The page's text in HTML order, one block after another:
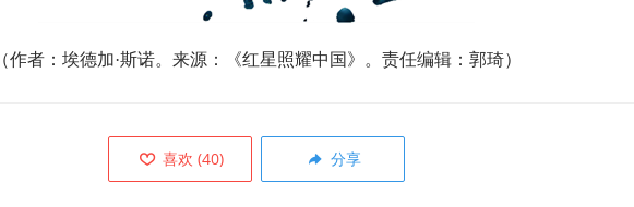
（作者：埃德加·斯诺。来源：《红星照耀中国》。责任编辑：郭琦）
喜欢 (40) 分享